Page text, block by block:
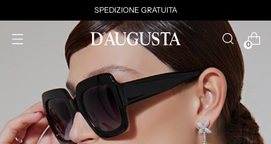
SPEDIZIONE GRATUITA
0